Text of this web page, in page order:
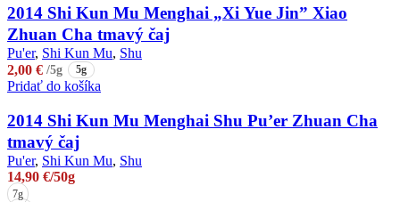
2014 Shi Kun Mu Menghai „Xi Yue Jin” Xiao
Zhuan Cha tmavý čaj
Pu'er, Shi Kun Mu, Shu
2,00 € /5g 5g
Pridať do košíka
2014 Shi Kun Mu Menghai Shu Pu’er Zhuan Cha
tmavý čaj
Pu'er, Shi Kun Mu, Shu
14,90 €/50g
7g